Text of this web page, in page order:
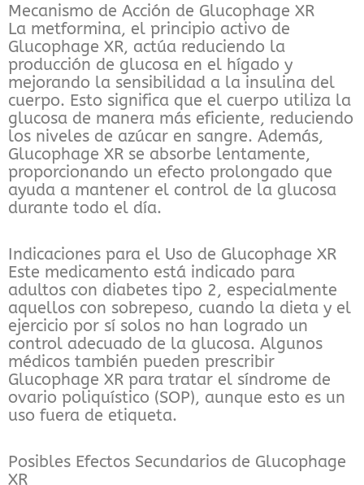
Mecanismo de Acción de Glucophage XR
La metformina, el principio activo de
Glucophage XR, actúa reduciendo la
producción de glucosa en el hígado y
mejorando la sensibilidad a la insulina del
cuerpo. Esto significa que el cuerpo utiliza la
glucosa de manera más eficiente, reduciendo
los niveles de azúcar en sangre. Además,
Glucophage XR se absorbe lentamente,
proporcionando un efecto prolongado que
ayuda a mantener el control de la glucosa
durante todo el día.
Indicaciones para el Uso de Glucophage XR
Este medicamento está indicado para
adultos con diabetes tipo 2, especialmente
aquellos con sobrepeso, cuando la dieta y el
ejercicio por sí solos no han logrado un
control adecuado de la glucosa. Algunos
médicos también pueden prescribir
Glucophage XR para tratar el síndrome de
ovario poliquístico (SOP), aunque esto es un
uso fuera de etiqueta.
Posibles Efectos Secundarios de Glucophage
XR